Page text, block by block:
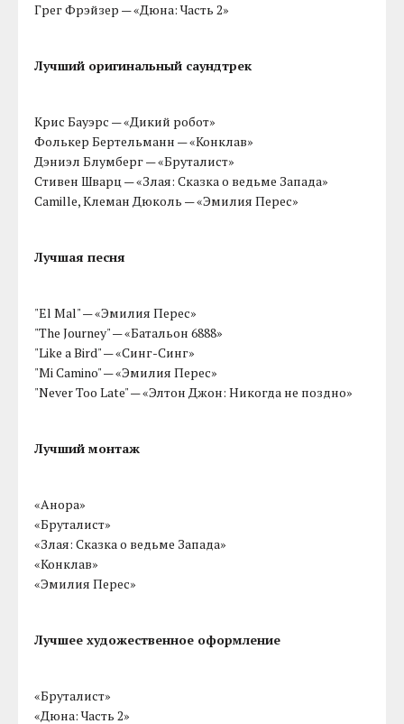
Грег Фрэйзер — «Дюна: Часть 2»
Лучший оригинальный саундтрек
Крис Бауэрс — «Дикий робот»
Фолькер Бертельманн — «Конклав»
Дэниэл Блумберг — «Бруталист»
Стивен Шварц — «Злая: Сказка о ведьме Запада»
Camille, Клеман Дюколь — «Эмилия Перес»
Лучшая песня
"El Mal" — «Эмилия Перес»
"The Journey" — «Батальон 6888»
"Like a Bird" — «Синг-Синг»
"Mi Camino" — «Эмилия Перес»
"Never Too Late" — «Элтон Джон: Никогда не поздно»
Лучший монтаж
«Анора»
«Бруталист»
«Злая: Сказка о ведьме Запада»
«Конклав»
«Эмилия Перес»
Лучшее художественное оформление
«Бруталист»
«Дюна: Часть 2»